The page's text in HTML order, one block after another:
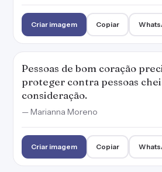
Criar imagem Copiar
Pessoas de bom coração
proteger contra pessoas
consideração.
— Marianna Moreno
Criar imagem Copiar